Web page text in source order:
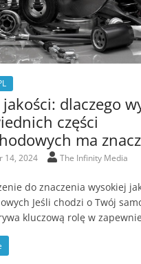
jakości: dlaczego
części
ma
14, 2024 The Infinity Media
do znaczenia wysokiej
Jeśli chodzi o Twój
kluczową rolę w